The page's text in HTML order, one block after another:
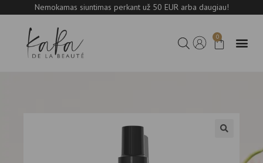
Nemokamas siuntimas perkant už 50 EUR arba daugiau!
0